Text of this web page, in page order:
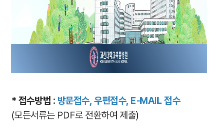
* 접수방법 : 방문접수, 우편접수, E-MAIL 접수
(모든서류는 PDF로 전환하여 제출)